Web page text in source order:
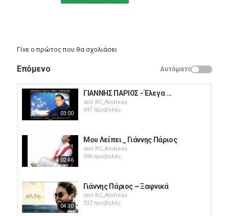
Γίνε ο πρώτος που θα σχολιάσει
Επόμενο Αυτόματο
03:00
ΓΙΑΝΝΗΣ ΠΑΡΙΟΣ - Έλεγα ...
από RC_Andreas
497 προβολές
02:46
Μου Λείπει _ Γιάννης Πάριος
από RC_Andreas
396 προβολές
04:30
Γιάννης Πάριος ~ Ξαφνικά
από RC_Andreas
322 προβολές